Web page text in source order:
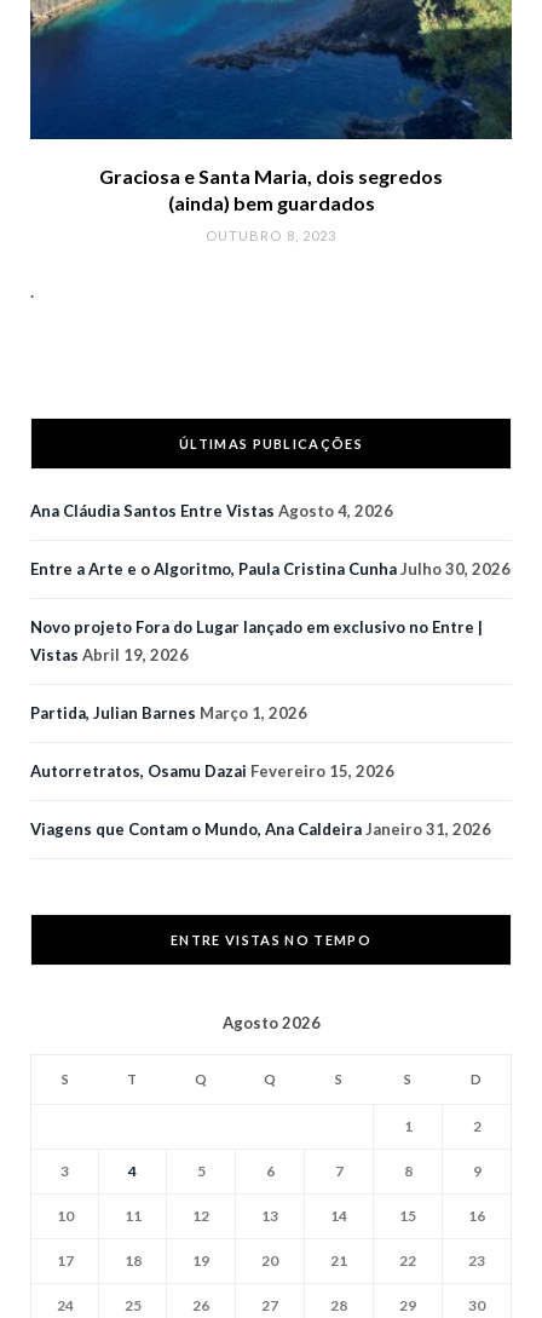
Graciosa e Santa Maria, dois segredos
(ainda) bem guardados
OUTUBRO 8, 2023
.
ÚLTIMAS PUBLICAÇÕES
Ana Cláudia Santos Entre Vistas Agosto 4, 2026
Entre a Arte e o Algoritmo, Paula Cristina CunhaJulho 30, 2026
Novo projeto Fora do Lugar lançado em exclusivo no Entre |
Vistas Abril 19, 2026
Partida, Julian Barnes Março 1, 2026
Autorretratos, Osamu Dazai Fevereiro 15, 2026
Viagens que Contam o Mundo, Ana CaldeiraJaneiro 31, 2026
ENTRE VISTAS NO TEMPO
Agosto 2026
S T Q Q S S D
1 2
3 4 5 6 7 8 9
10 11 12 13 14 15 16
17 18 19 20 21 22 23
24 25 26 27 28 29 30